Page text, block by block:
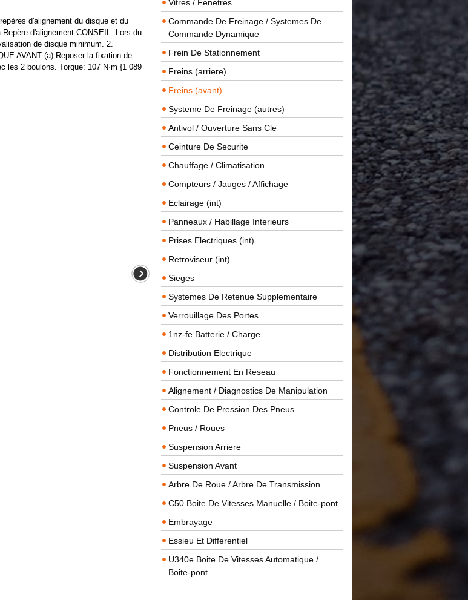
d'alignement du disque et du
d'alignement CONSEIL: Lors du
de disque minimum. 2.
AVANT (a) Reposer la fixation de
les 2 boulons. Torque: 107 N·m {1 089
Vitres / Fenetres
Commande De Freinage / Systemes De
Commande Dynamique
Frein De Stationnement
Freins (arriere)
Freins (avant)
Systeme De Freinage (autres)
Antivol / Ouverture Sans Cle
Ceinture De Securite
Chauffage / Climatisation
Compteurs / Jauges / Affichage
Eclairage (int)
Panneaux / Habillage Interieurs
Prises Electriques (int)
Retroviseur (int)
Sieges
Systemes De Retenue Supplementaire
Verrouillage Des Portes
1nz-fe Batterie / Charge
Distribution Electrique
Fonctionnement En Reseau
Alignement / Diagnostics De Manipulation
Controle De Pression Des Pneus
Pneus / Roues
Suspension Arriere
Suspension Avant
Arbre De Roue / Arbre De Transmission
C50 Boite De Vitesses Manuelle / Boite-pont
Embrayage
Essieu Et Differentiel
U340e Boite De Vitesses Automatique /
Boite-pont